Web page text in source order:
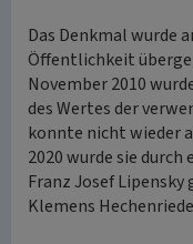
Das Denkmal wurde
Öffentlichkeit
November 2010
des Wertes der
konnte nicht wieder
2020 wurde sie
Franz Josef
Klemens